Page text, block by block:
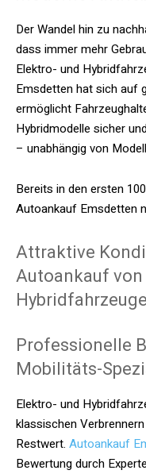
Der Wandel hin zu
dass immer mehr
Elektro- und
Emsdetten hat sich auf
ermöglicht
Hybridmodelle sicher
– unabhängig von
Bereits in den ersten
Autoankauf Emsdetten
Attraktive
Autoankauf von
Professionelle
Mobilitäts-
Elektro- und
klassischen
Restwert. Autoankauf
Bewertung durch